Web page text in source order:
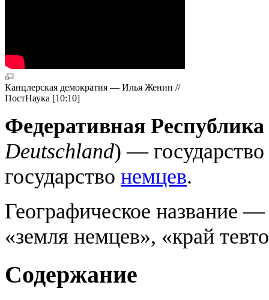
Канцлерская демократия — Илья Женин //
ПостНаука [10:10]
Федеративная
Deutschland) —
государство немцев.
Географическое название
«земля немцев», «край
Содержание